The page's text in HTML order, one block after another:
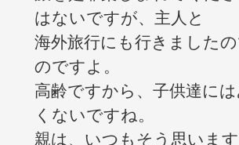
はないですが、主人と
海外旅行にも行きました
のですよ。
高齢ですから、子供達に
くないですね。
親は、いつもそう思いま